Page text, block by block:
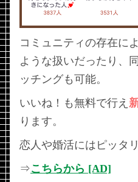
コミュニティの存在に
ような扱いだったり、
ッチングも可能。
いいね！も無料で行え
ります。
恋人や婚活にはピッタ
⇒こちらから [AD]